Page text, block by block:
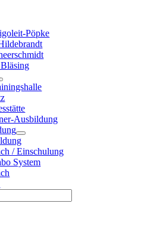
Pöpke
Ausbildung
/ Einschulung
System